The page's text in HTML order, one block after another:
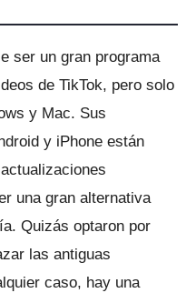
ser un gran programa
de TikTok, pero solo
y Mac. Sus
y iPhone están
una gran alternativa
Quizás optaron por
las antiguas
caso, hay una